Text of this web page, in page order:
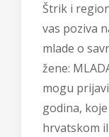
Štrik i
vas poziva
mlade o
žene:
mogu
godina,
hrvatskom